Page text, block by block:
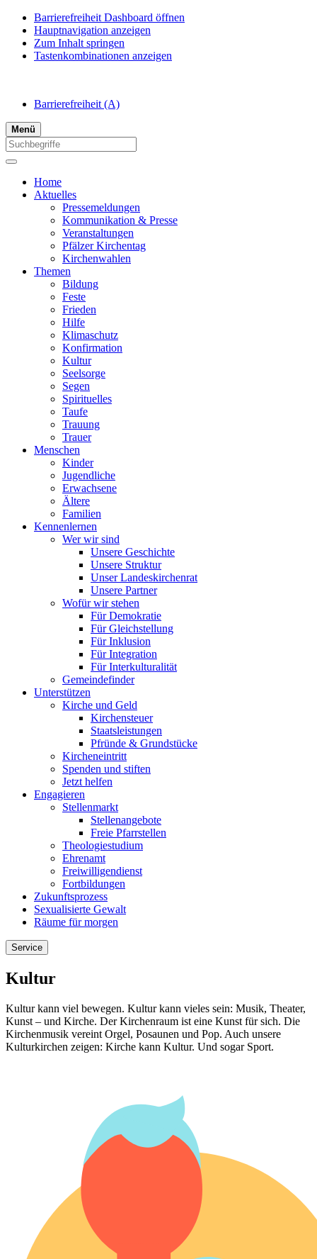
Barrierefreiheit Dashboard öffnen
Hauptnavigation anzeigen
Zum Inhalt springen
Tastenkombinationen anzeigen
Barrierefreiheit (A)
Menü
Home
Aktuelles
Pressemeldungen
Kommunikation & Presse
Veranstaltungen
Pfälzer Kirchentag
Kirchenwahlen
Themen
Bildung
Feste
Frieden
Hilfe
Klimaschutz
Konfirmation
Kultur
Seelsorge
Segen
Spirituelles
Taufe
Trauung
Trauer
Menschen
Kinder
Jugendliche
Erwachsene
Ältere
Familien
Kennenlernen
Wer wir sind
Unsere Geschichte
Unsere Struktur
Unser Landeskirchenrat
Unsere Partner
Wofür wir stehen
Für Demokratie
Für Gleichstellung
Für Inklusion
Für Integration
Für Interkulturalität
Gemeindefinder
Unterstützen
Kirche und Geld
Kirchensteuer
Staatsleistungen
Pfründe & Grundstücke
Kircheneintritt
Spenden und stiften
Jetzt helfen
Engagieren
Stellenmarkt
Stellenangebote
Freie Pfarrstellen
Theologiestudium
Ehrenamt
Freiwilligendienst
Fortbildungen
Zukunftsprozess
Sexualisierte Gewalt
Räume für morgen
Service
Kultur
Kultur kann viel bewegen. Kultur kann vieles sein: Musik, Theater,
Kunst – und Kirche. Der Kirchenraum ist eine Kunst für sich. Die
Kirchenmusik vereint Orgel, Posaunen und Pop. Auch unsere
Kulturkirchen zeigen: Kirche kann Kultur. Und sogar Sport.